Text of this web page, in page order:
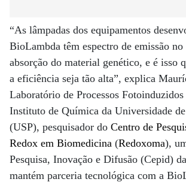
“As lâmpadas dos equipamentos
BioLambda têm espectro de emissão
absorção do material genético, e é isso
a eficiência seja tão alta”, explica
Laboratório de Processos
Instituto de Química da Universidade
(USP), pesquisador do Centro de
Redox em Biomedicina (Redoxoma),
Pesquisa, Inovação e Difusão (Cepid)
mantém parceria tecnológica com a